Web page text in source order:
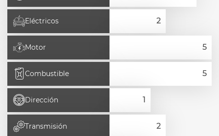
Eléctricos
Motor
Combustible
Dirección
Transmisión